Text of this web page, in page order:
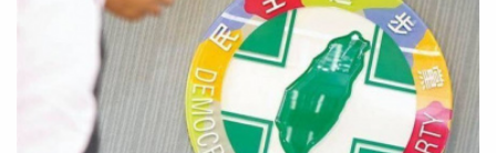
宿，也能有不同收穫。因應旅客對深度體驗的需求，老爺酒
自2022年起推動「老爺式旅行」，今年以音樂與聲
音為主軸，規劃9條特色路線，帶領旅人從不同世代、族群
與城市場景，認識台灣的聲音記憶。行程內容涵蓋宮廟北管
鑼鼓、黑膠唱片、民歌、原住民族古謠，以及歌劇院後台等
文化體驗。礁溪老爺酒店「體驗北管爭鳴與百年信仰」路